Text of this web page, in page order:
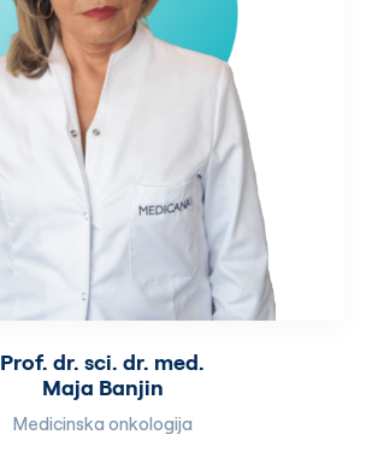
Prof. dr. sci. dr. med.
Maja Banjin
Medicinska onkologija